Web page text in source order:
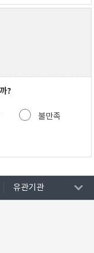
?
불만족
유관기관